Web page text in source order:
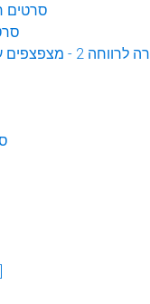
סרטים
חבורת מצוות - מצרה לרווחה